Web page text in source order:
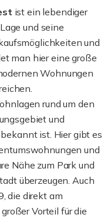
ist ein lebendiger
und seine
und
man hier eine große
Wohnungen
rund um den
und
ist. Hier gibt es
und
Nähe zum Park und
überzeugen. Auch
die direkt am
Vorteil für die